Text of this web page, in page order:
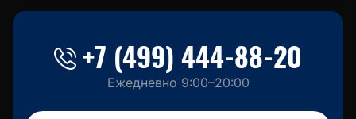
+7 (499) 444-88-20
Ежедневно 9:00–20:00